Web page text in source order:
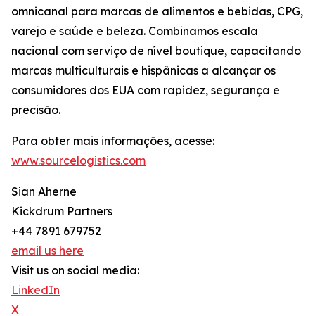
omnicanal para marcas de alimentos e bebidas, CPG,
varejo e saúde e beleza. Combinamos escala
nacional com serviço de nível boutique, capacitando
marcas multiculturais e hispânicas a alcançar os
consumidores dos EUA com rapidez, segurança e
precisão.
Para obter mais informações, acesse:
www.sourcelogistics.com
Sian Aherne
Kickdrum Partners
+44 7891 679752
email us here
Visit us on social media:
LinkedIn
X